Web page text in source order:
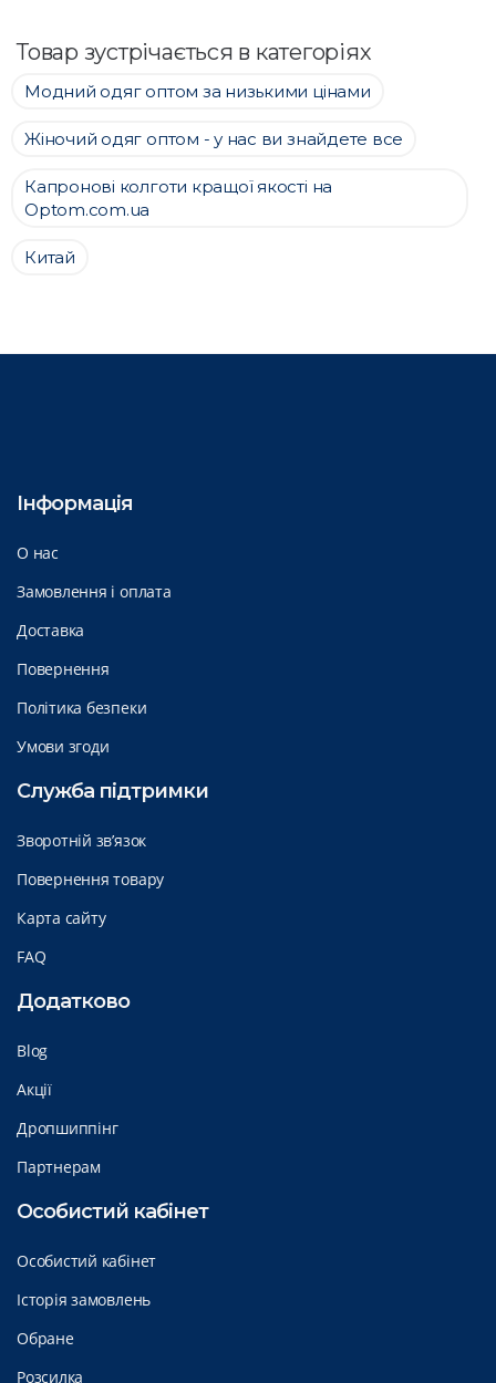
Товар зустрічається в категоріях
Модний одяг оптом за низькими цінами
Жіночий одяг оптом - у нас ви знайдете все
Капронові колготи кращої якості на
Optom.com.ua
Китай
Інформація
О нас
Замовлення і оплата
Доставка
Повернення
Політика безпеки
Умови згоди
Служба підтримки
Зворотній зв’язок
Повернення товару
Карта сайту
FAQ
Додатково
Blog
Акції
Дропшиппінг
Партнерам
Особистий кабінет
Особистий кабінет
Історія замовлень
Обране
Розсилка